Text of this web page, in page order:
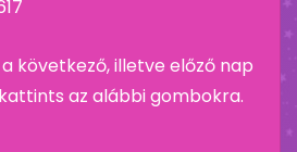
következő, illetve előző nap
az alábbi gombokra.